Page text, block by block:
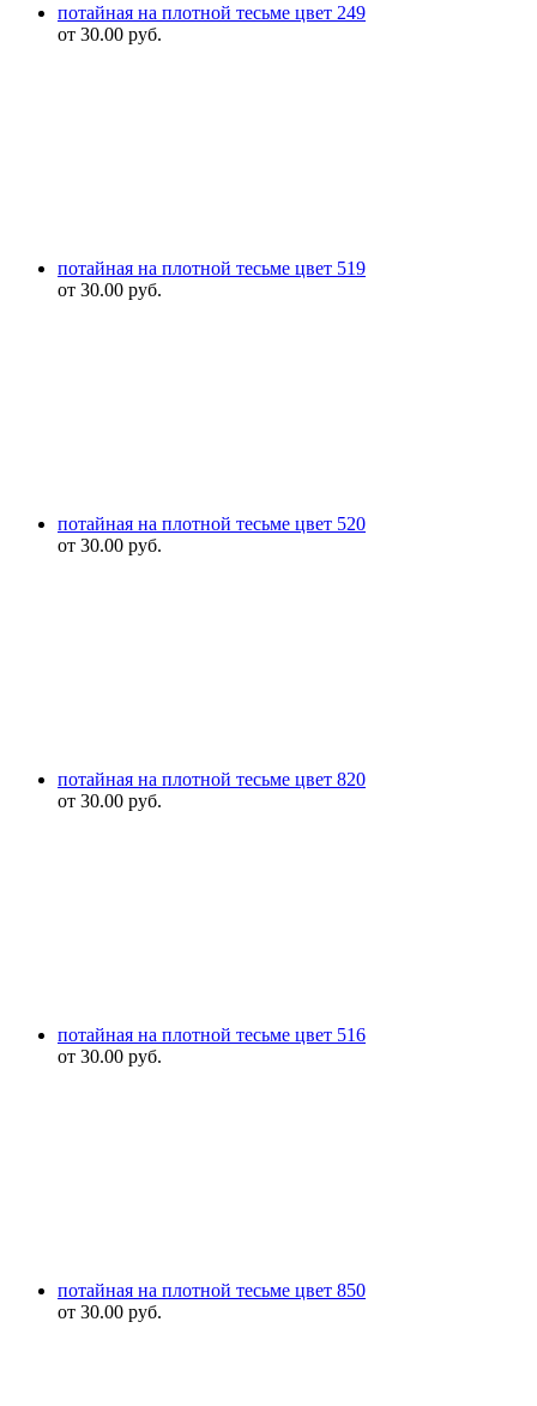
потайная на плотной тесьме цвет 249
от 30.00 руб.
потайная на плотной тесьме цвет 519
от 30.00 руб.
потайная на плотной тесьме цвет 520
от 30.00 руб.
потайная на плотной тесьме цвет 820
от 30.00 руб.
потайная на плотной тесьме цвет 516
от 30.00 руб.
потайная на плотной тесьме цвет 850
от 30.00 руб.